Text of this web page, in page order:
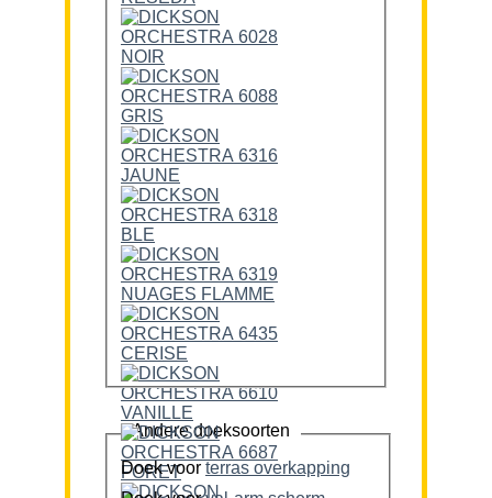
Andere doeksoorten
Doek voor terras overkapping